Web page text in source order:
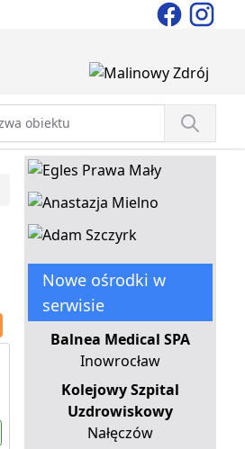
Nowe ośrodki w
serwisie
Balnea Medical SPA
Inowrocław
Kolejowy Szpital
Uzdrowiskowy
Nałęczów